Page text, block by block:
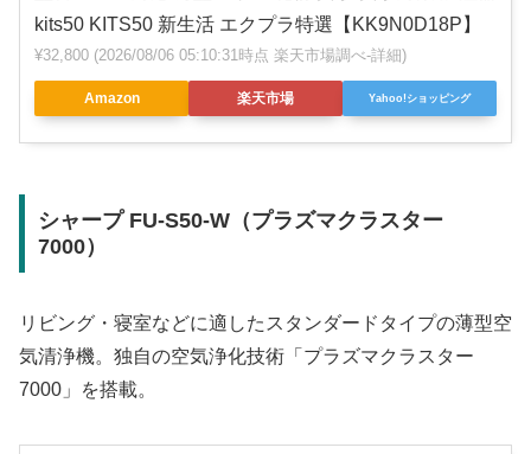
kits50 KITS50 新生活 エクプラ特選【KK9N0D18P】
¥32,800 (2026/08/06 05:10:31時点 楽天市場調べ-詳細)
Amazon 楽天市場 Yahoo!ショッピング
シャープ FU-S50-W（プラズマクラスター
7000）
リビング・寝室などに適したスタンダードタイプの薄型空
気清浄機。独自の空気浄化技術「プラズマクラスター
7000」を搭載。